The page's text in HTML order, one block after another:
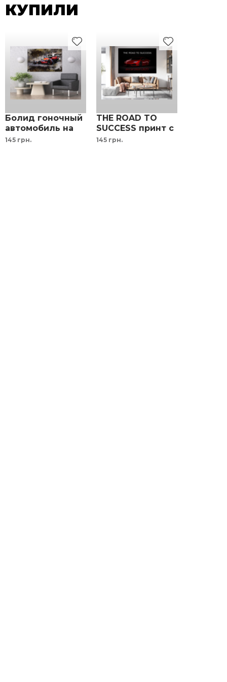
были точно уверены в выборе.
КУПИЛИ
Болид гоночный
автомобиль на
холсте
145 грн.
THE ROAD TO
SUCCESS принт с
мотивационной
145 грн.